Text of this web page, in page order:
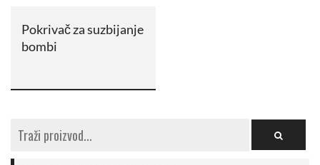
Pokrivač za suzbijanje
bombi